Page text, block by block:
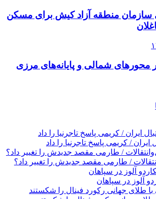
منطقه آزاد کیش برای مسکن
محورهای شمالی و پایانه‌های مرزی
ایران / کریمی پاسخ تاجرنیا را داد
/ طارمی مقصد جدیدش را تغییر داد؟
آلوز در سپاهان